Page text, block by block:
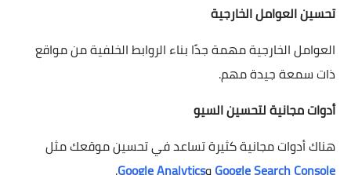
تحسين العوامل الخارجية
العوامل الخارجية مهمة جدًا بناء الروابط الخلفية من مواقع
ذات سمعة جيدة مهم.
أدوات مجانية لتحسين السيو
هناك أدوات مجانية كثيرة تساعد في تحسين موقعك مثل
Google Search ConsoleوGoogle Analytics
.